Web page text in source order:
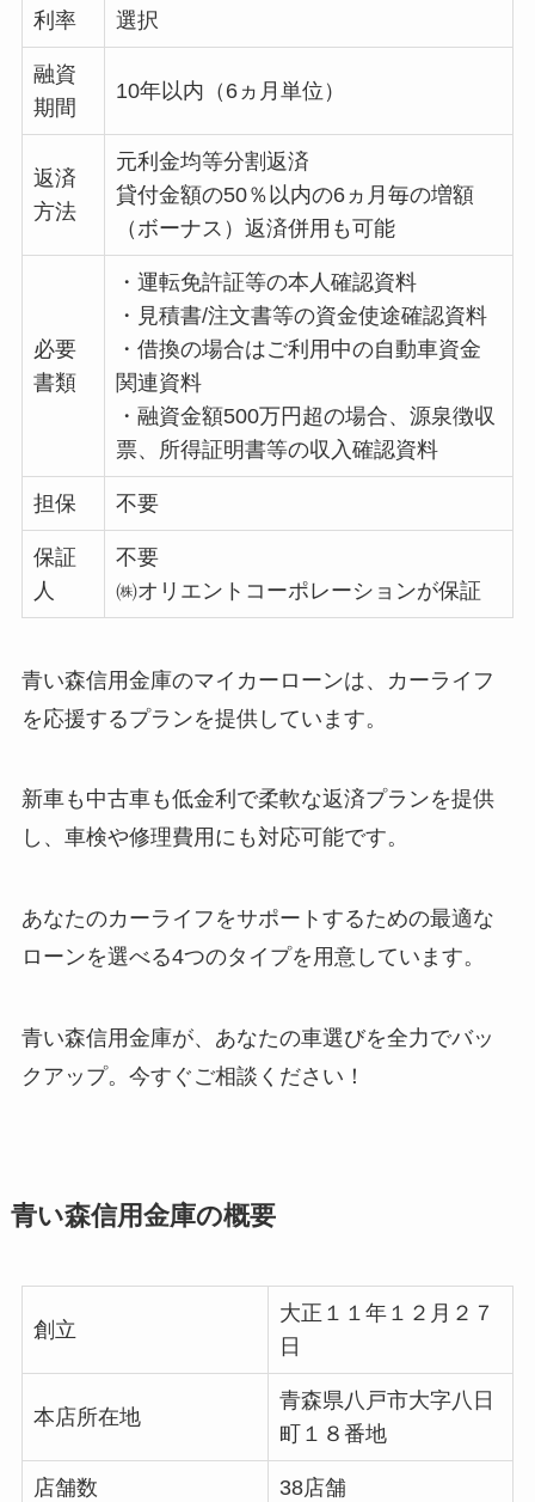
利率
選択
融資
期間
10年以内（6ヵ月単位）
返済
方法
元利金均等分割返済
貸付金額の50％以内の6ヵ月毎の増額
（ボーナス）返済併用も可能
必要
書類
・運転免許証等の本人確認資料
・見積書/注文書等の資金使途確認資料
・借換の場合はご利用中の自動車資金
関連資料
・融資金額500万円超の場合、源泉徴収
票、所得証明書等の収入確認資料
担保 不要
保証
人
不要
㈱オリエントコーポレーションが保証
青い森信用金庫のマイカーローンは、カーライフ
を応援するプランを提供しています。
新車も中古車も低金利で柔軟な返済プランを提供
し、車検や修理費用にも対応可能です。
あなたのカーライフをサポートするための最適な
ローンを選べる4つのタイプを用意しています。
青い森信用金庫が、あなたの車選びを全力でバッ
クアップ。今すぐご相談ください！
青い森信用金庫の概要
創立
大正１１年１２月２７
日
本店所在地
青森県八戸市大字八日
町１８番地
店舗数 38店舗